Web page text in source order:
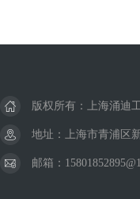
版权所有：上海涌迪
地址：上海市青浦区
邮箱：